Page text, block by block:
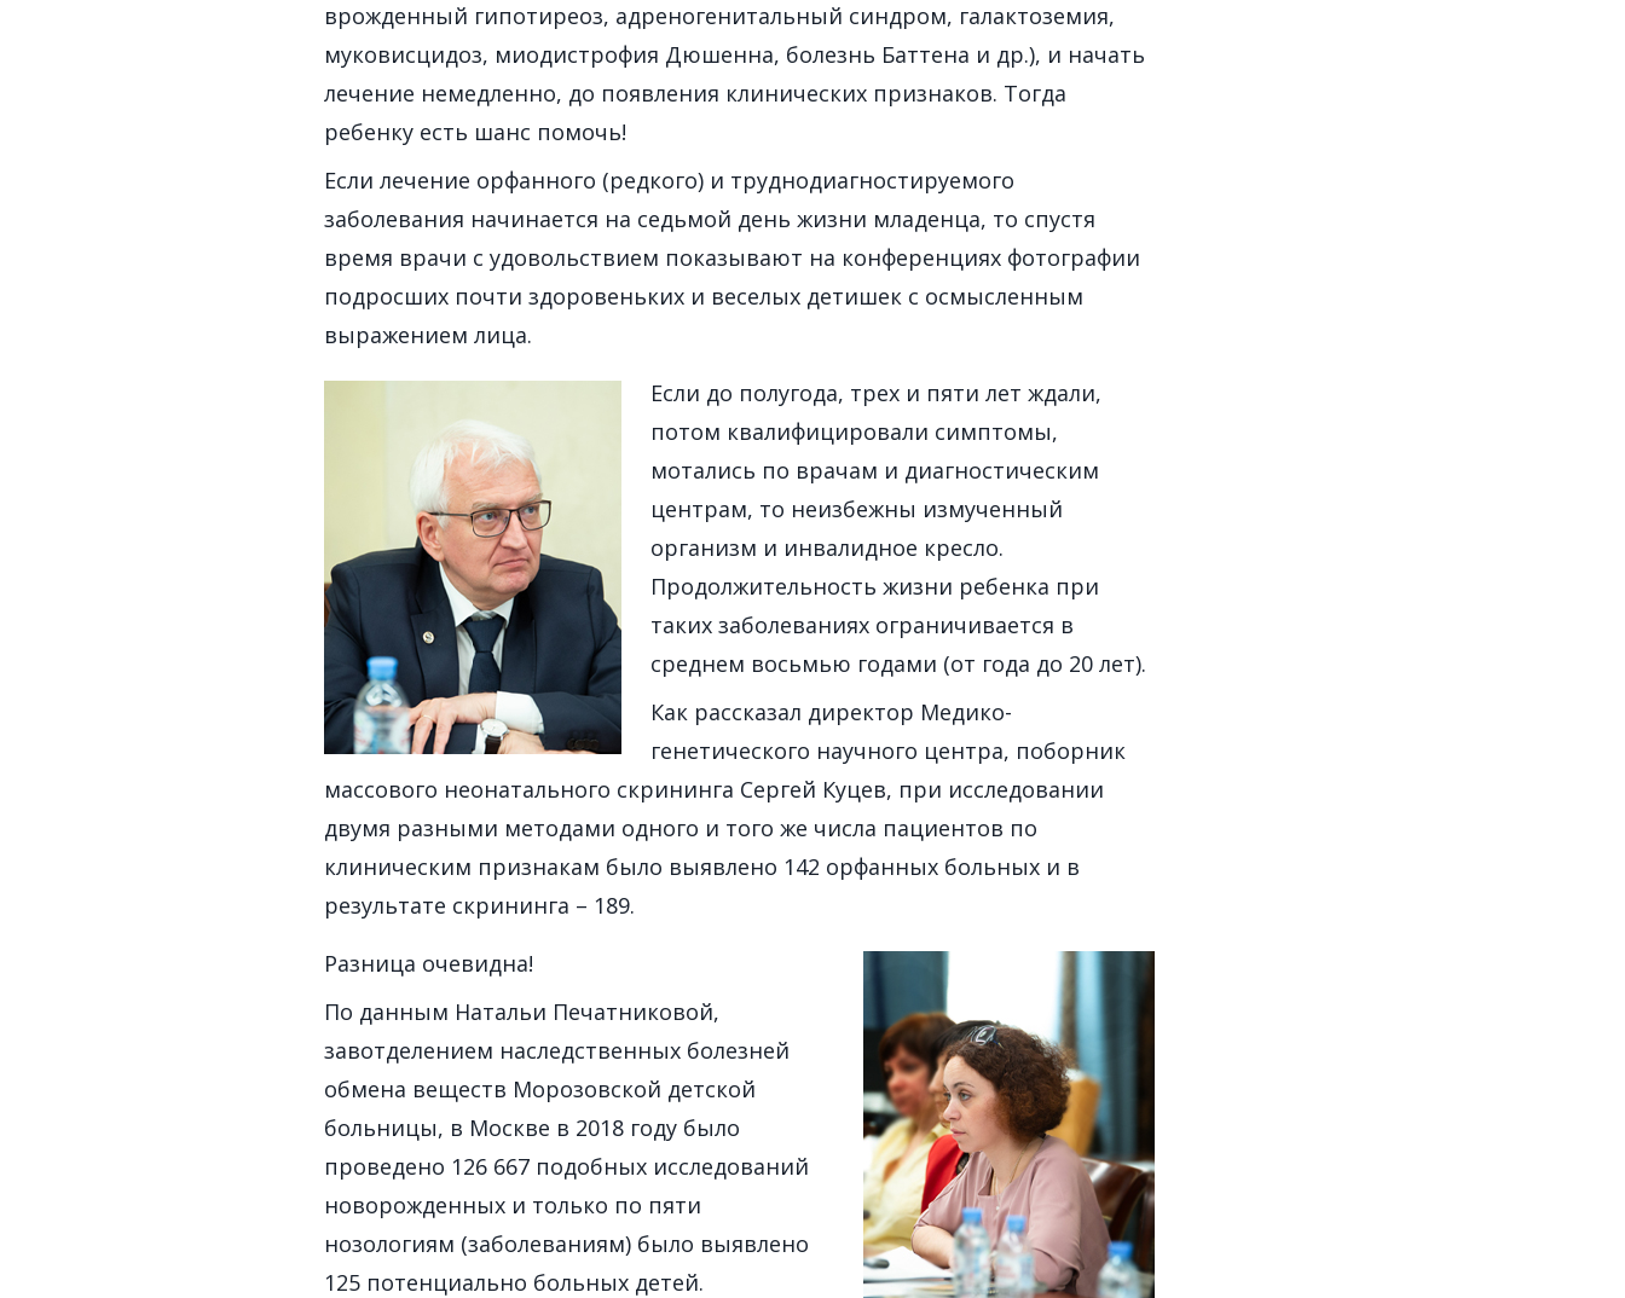
врожденный гипотиреоз, адреногенитальный синдром, галактоземия,
муковисцидоз, миодистрофия Дюшенна, болезнь Баттена и др.), и начать
лечение немедленно, до появления клинических признаков. Тогда
ребенку есть шанс помочь!
Если лечение орфанного (редкого) и труднодиагностируемого
заболевания начинается на седьмой день жизни младенца, то спустя
время врачи с удовольствием показывают на конференциях фотографии
подросших почти здоровеньких и веселых детишек с осмысленным
выражением лица.
Если до полугода, трех и пяти лет ждали,
потом квалифицировали симптомы,
мотались по врачам и диагностическим
центрам, то неизбежны измученный
организм и инвалидное кресло.
Продолжительность жизни ребенка при
таких заболеваниях ограничивается в
среднем восьмью годами (от года до 20 лет).
Как рассказал директор Медико-
генетического научного центра, поборник
массового неонатального скрининга Сергей Куцев, при исследовании
двумя разными методами одного и того же числа пациентов по
клиническим признакам было выявлено 142 орфанных больных и в
результате скрининга – 189.
Разница очевидна!
По данным Натальи Печатниковой,
завотделением наследственных болезней
обмена веществ Морозовской детской
больницы, в Москве в 2018 году было
проведено 126 667 подобных исследований
новорожденных и только по пяти
нозологиям (заболеваниям) было выявлено
125 потенциально больных детей.